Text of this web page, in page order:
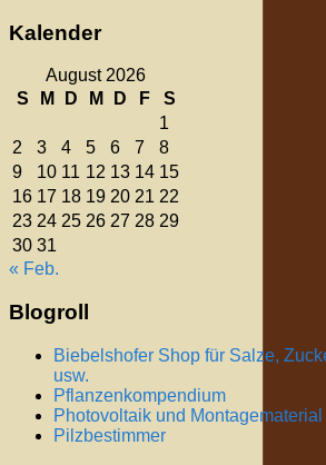
Kalender
August 2026
S
M D M D F
S
1
2
3 4 5 6 7
8
9
10 11 12 13 14 15
16 17 18 19 20 21 22
23 24 25 26 27 28 29
30 31
« Feb.
Blogroll
Biebelshofer Shop für Salze,
usw.
Pflanzenkompendium
Photovoltaik und Montagematerial
Pilzbestimmer